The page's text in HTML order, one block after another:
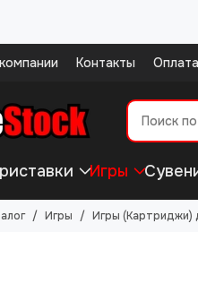
Контакты Оплата
Игры
Игры Игры (Картриджи)